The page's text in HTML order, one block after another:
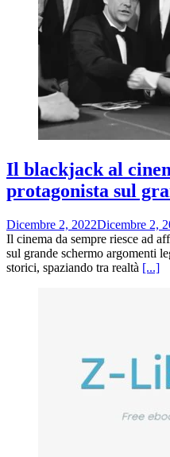
Il blackjack al
protagonista sul
Dicembre 2, 2022Dicembre 2,
Il cinema da sempre riesce ad
sul grande schermo argomenti
storici, spaziando tra realtà [...]